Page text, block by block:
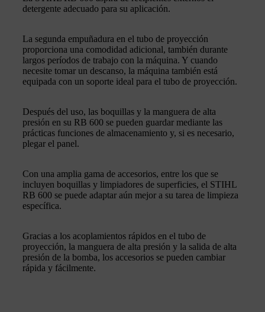
detergente adecuado para su aplicación.
La segunda empuñadura en el tubo de proyección
proporciona una comodidad adicional, también durante
largos períodos de trabajo con la máquina. Y cuando
necesite tomar un descanso, la máquina también está
equipada con un soporte ideal para el tubo de proyección.
Después del uso, las boquillas y la manguera de alta
presión en su RB 600 se pueden guardar mediante las
prácticas funciones de almacenamiento y, si es necesario,
plegar el panel.
Con una amplia gama de accesorios, entre los que se
incluyen boquillas y limpiadores de superficies, el STIHL
RB 600 se puede adaptar aún mejor a su tarea de limpieza
específica.
Gracias a los acoplamientos rápidos en el tubo de
proyección, la manguera de alta presión y la salida de alta
presión de la bomba, los accesorios se pueden cambiar
rápida y fácilmente.